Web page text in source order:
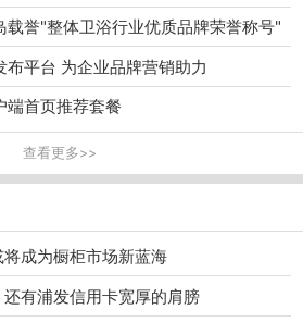
载誉"整体卫浴行业优质品牌荣誉称号"
平台 为企业品牌营销助力
端首页推荐套餐
查看更多>>
成为橱柜市场新蓝海
有浦发信用卡宽厚的肩膀